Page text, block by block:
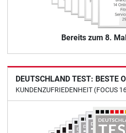
Bereits zum 8.
DEUTSCHLAND TEST: BESTE
KUNDENZUFRIEDENHEIT (FOCUS